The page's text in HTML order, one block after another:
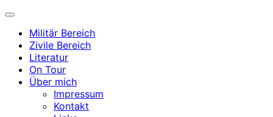
Navigation
umschalten
Militär Bereich
Zivile Bereich
Literatur
On Tour
Über mich
Impressum
Kontakt